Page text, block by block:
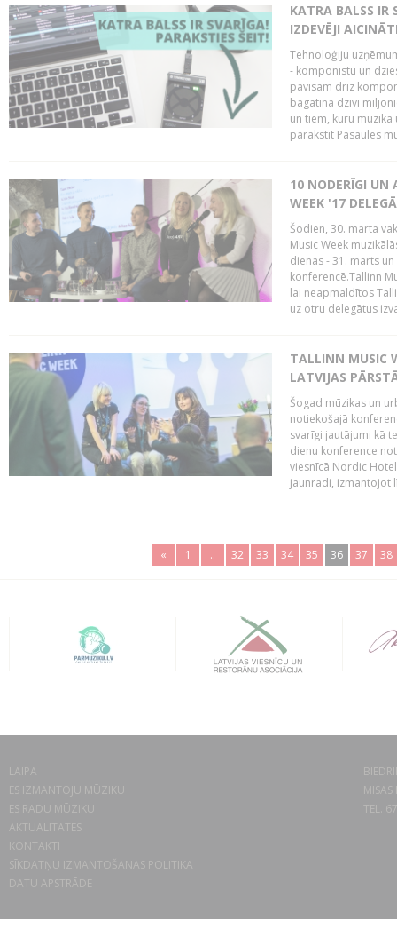
KATRA BALSS IR
IZDEVĒJI
Tehnoloģiju
- komponistu un
pavisam drīz
bagātina dzīvi
un tiem, kuru
parakstīt Pasaules
10 NODERĪGI UN
WEEK '17
Šodien, 30. marta
Music Week
dienas - 31. marts
konferencē.Tallinn
lai neapmaldītos
uz otru delegātus
TALLINN MUSIC
LATVIJAS
Šogad mūzikas un
notiekošajā
svarīgi jautājumi kā
dienu konference
viesnīcā Nordic
jaunradi, izmantojot
« 1 .. 32 33 34 35 36 37 38
LAIPA
ES IZMANTOJU MŪZIKU
ES RADU MŪZIKU
AKTUALITĀTES
KONTAKTI
SĪKDATŅU IZMANTOŠANAS POLITIKA
DATU APSTRĀDE
TEL.